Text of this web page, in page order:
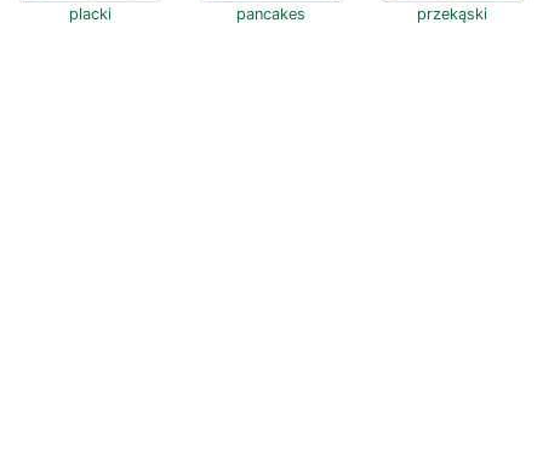
placki pancakes przekąski